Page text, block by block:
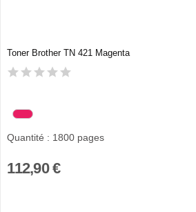
Toner Brother TN 421 Magenta
Quantité : 1800 pages
112,90 €